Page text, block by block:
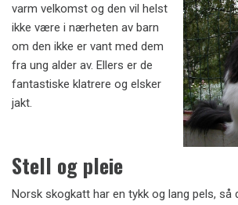
varm velkomst og den vil helst
ikke være i nærheten av barn
om den ikke er vant med dem
fra ung alder av. Ellers er de
fantastiske klatrere og elsker
jakt.
Stell og pleie
Norsk skogkatt har en tykk og lang pels, så